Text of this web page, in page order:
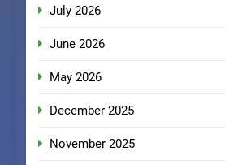
July 2026
June 2026
May 2026
December 2025
November 2025